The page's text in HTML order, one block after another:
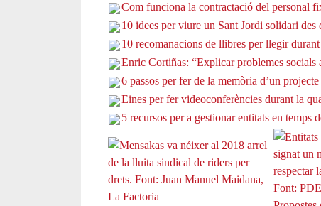
Com funciona la contractació del personal
10 idees per viure un Sant Jordi solidari des
10 recomanacions de llibres per llegir
Enric Cortiñas: “Explicar problemes socials
6 passos per fer de la memòria d’un
Eines per fer videoconferències durant la
5 recursos per a gestionar entitats en